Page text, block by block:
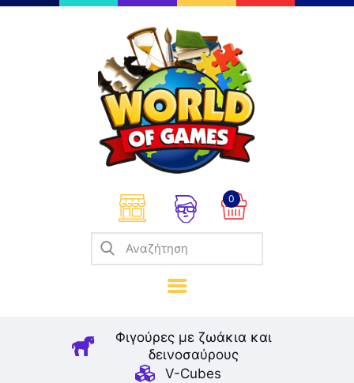
0
Φιγούρες με ζωάκια και
δεινοσαύρους
V-Cubes
Επιτραπέζια
Παζλ
Παιχνίδια Καρτών
Σπαζοκεφαλιές
Κατασκευές
Καλλιτεχνικά
Μοντελισμός
Βιβλία
Παιχνίδια Ρόλων